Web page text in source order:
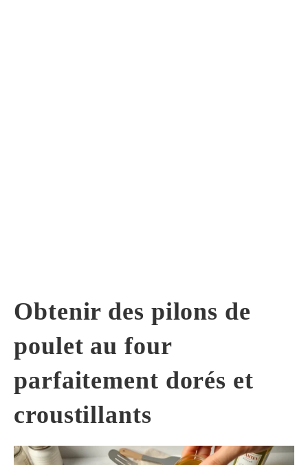
Obtenir des pilons de
poulet au four
parfaitement dorés et
croustillants